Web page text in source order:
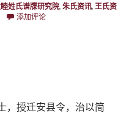
姓氏谱牒研究院, 朱氏资讯, 王氏资
添加评论
，授迁安县令，治以简